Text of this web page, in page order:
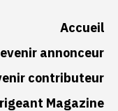
Accueil
annonceur
contributeur
Magazine